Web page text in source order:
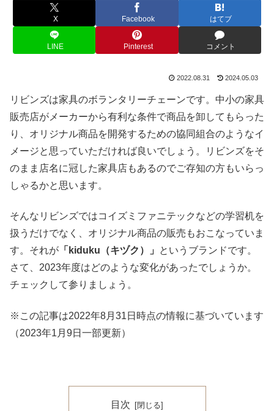
X Facebook はてブ
LINE Pinterest コメント
2022.08.31 2024.05.03
リビンズは家具のボランタリーチェーンです。中小の家具
販売店がメーカーから有利な条件で商品を卸してもらった
り、オリジナル商品を開発するための協同組合のようなイ
メージと思っていただければ良いでしょう。リビンズをそ
のまま店名に冠した家具店もあるのでご存知の方もいらっ
しゃるかと思います。
そんなリビンズではコイズミファニテックなどの学習机を
扱うだけでなく、オリジナル商品の販売もおこなっていま
す。それが 「kiduku（キヅク）」
というブランドです。
さて、2023年度はどのような変化があったでしょうか。
チェックして参りましょう。
※この記事は2022年8月31日時点の情報に基づいています
（2023年1月9日一部更新）
目次